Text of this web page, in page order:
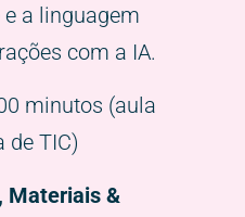
a linguagem
com a IA.
minutos (aula
de TIC)
Materiais &